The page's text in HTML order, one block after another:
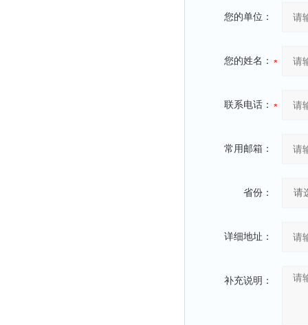
您的单位：
您的姓名：
联系电话：
常用邮箱：
省份：
详细地址：
补充说明：